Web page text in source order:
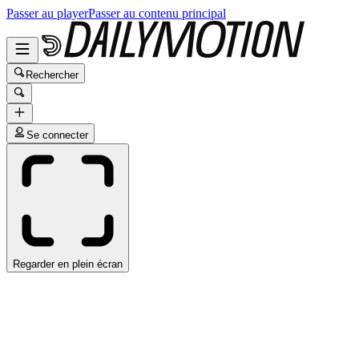
Passer au playerPasser au contenu principal
Rechercher
Se connecter
Regarder en plein écran